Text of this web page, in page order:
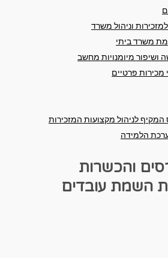
וניהול משרד
משרד ביתי
ושיפור מיומנויות מחשב
מכירות פרטיים
לניהול מקצועות המזכירות
הלמידה
והכשרות
השמת עובדים